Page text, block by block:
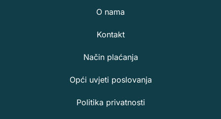
O nama
Kontakt
Način plaćanja
Opći uvjeti poslovanja
Politika privatnosti